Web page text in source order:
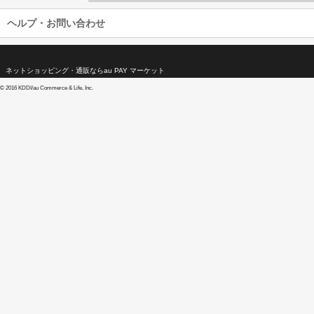
ヘルプ・お問い合わせ
ネットショッピング・通販ならau PAY マーケット
© 2016 KDDI/au Commerce & Life, Inc.